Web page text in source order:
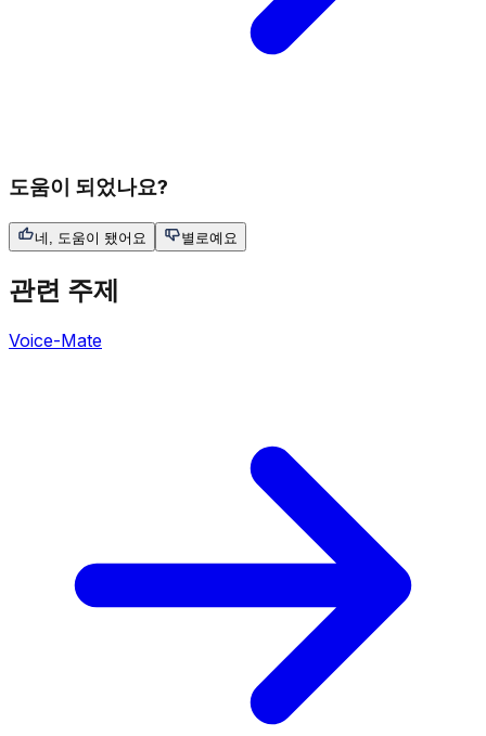
도움이 되었나요?
네, 도움이 됐어요 별로예요
관련 주제
Voice-Mate